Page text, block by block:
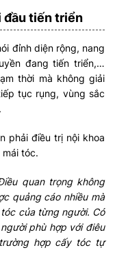
đầu tiến triển
đỉnh diện rộng, nang
đang tiến triển,…
thời mà không giải
tục rụng, vùng sắc
phải điều trị nội khoa
tóc.
quan trọng không
quảng cáo nhiều mà
của từng người. Có
phù hợp với điêu
hợp cấy tóc tự